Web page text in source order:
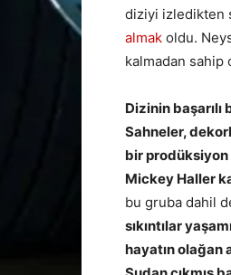
diziyi izledikten
almak oldu.
kalmadan sahip
Dizinin
Sahneler,
bir prodüksiyon
Mickey Haller
bu gruba dahil
sıkıntılar
hayatın olağan